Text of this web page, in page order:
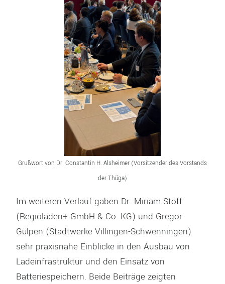
Grußwort von Dr. Constantin H. Alsheimer (Vorsitzender des Vorstands
der Thüga)
Im weiteren Verlauf gaben Dr. Miriam Stoff
(Regioladen+ GmbH & Co. KG) und Gregor
Gülpen (Stadtwerke Villingen-Schwenningen)
sehr praxisnahe Einblicke in den Ausbau von
Ladeinfrastruktur und den Einsatz von
Batteriespeichern. Beide Beiträge zeigten